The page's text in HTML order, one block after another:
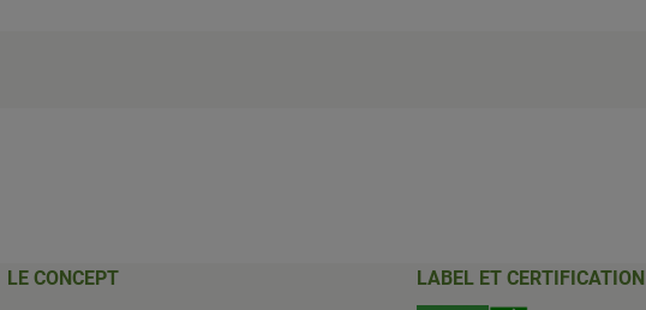
LE CONCEPT
LABEL ET CERTIFICATION